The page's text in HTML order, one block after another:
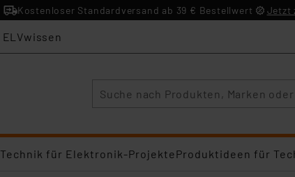
Kostenloser Standardversand ab 39 € Bestellwert Jetzt
ELVwissen
Technik für Elektronik-ProjekteProduktideen für